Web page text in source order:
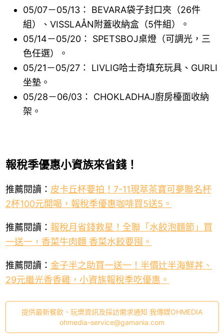
05/07－05/13： BEVARA袋子封口夾（26件
組）、VISSLAÅN附蓋收納盒（5件組）。
05/14－05/20： SPETSBOJ桌燈（可調光，三
色任選）。
05/21－05/27： LIVLIG哈士奇填充玩具、GURLI
坐墊。
05/28－06/03： CHOKLADHAJ廚房檯面收納
架。
報稅季優惠小資族來省錢！
推薦閱讀： 皮卡丘杯要拍！7-11現萃茶寶可夢聯名杯
2杯100元開喝，報稅季優惠咖啡買5送5。
推薦閱讀： 報稅月省錢救星！全聯「水餃泡麵節」買
一送一，香菜牛肉麵 香菜水餃要囤。
推薦閱讀： 金子半之助買一送一！半價辻半海鮮丼、
29元繼光香香雞，小資族報稅季吃優惠。
提供最新餐飲、玩樂資訊及採訪需求通知 我傳媒OHMEDIA
ohmedia-service@gamania.com